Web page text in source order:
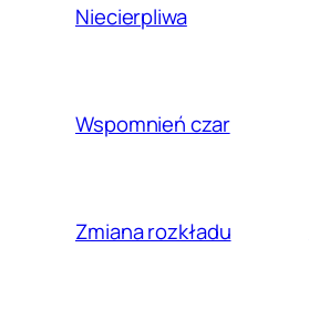
Niecierpliwa
Wspomnień czar
Zmiana rozkładu